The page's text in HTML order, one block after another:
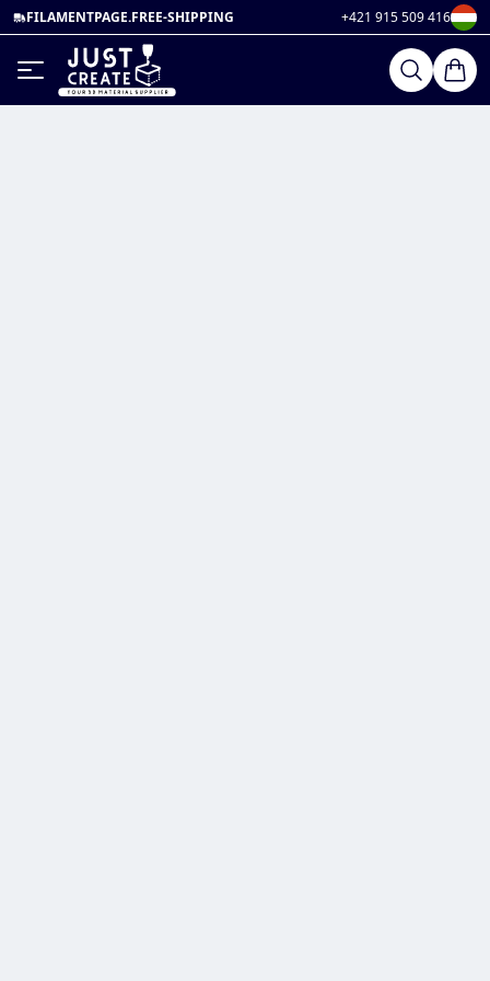
FILAMENTPAGE.FREE-SHIPPING +421 915 509 416